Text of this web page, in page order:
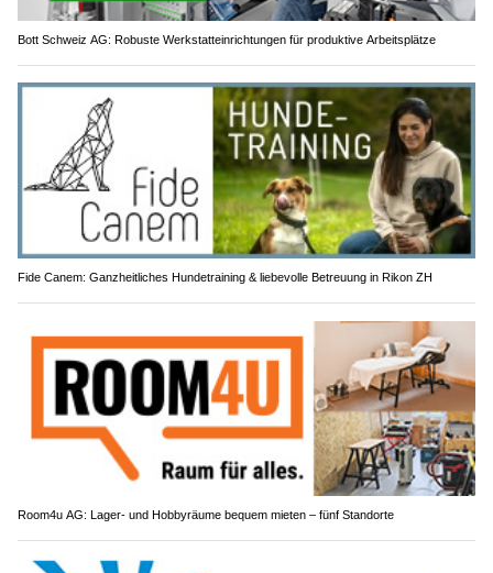
Bott Schweiz AG: Robuste Werkstatteinrichtungen für produktive Arbeitsplätze
Fide Canem: Ganzheitliches Hundetraining & liebevolle Betreuung in Rikon ZH
Room4u AG: Lager- und Hobbyräume bequem mieten – fünf Standorte